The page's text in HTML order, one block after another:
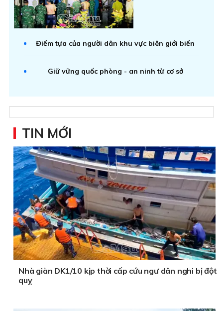
Điểm tựa của người dân khu vực biên giới biển
Giữ vững quốc phòng - an ninh từ cơ sở
TIN MỚI
Nhà giàn DK1/10 kịp thời cấp cứu ngư dân nghi bị đột
quỵ